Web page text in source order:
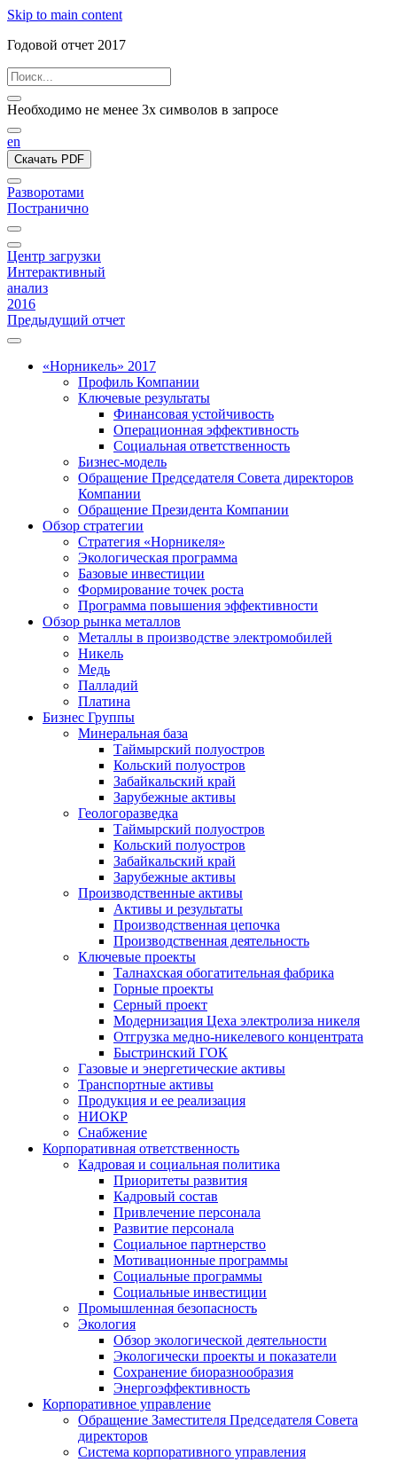
Skip to main content
Годовой отчет 2017
Необходимо не менее 3х символов в запросе
en
Скачать PDF
Разворотами
Постранично
Центр загрузки
Интерактивный
анализ
2016
Предыдущий отчет
«Норникель» 2017
Профиль Компании
Ключевые результаты
Финансовая устойчивость
Операционная эффективность
Социальная ответственность
Бизнес-модель
Обращение Председателя Совета директоров
Компании
Обращение Президента Компании
Обзор стратегии
Стратегия «Норникеля»
Экологическая программа
Базовые инвестиции
Формирование точек роста
Программа повышения эффективности
Обзор рынка металлов
Металлы в производстве электромобилей
Никель
Медь
Палладий
Платина
Бизнес Группы
Минеральная база
Таймырский полуостров
Кольский полуостров
Забайкальский край
Зарубежные активы
Геологоразведка
Таймырский полуостров
Кольский полуостров
Забайкальский край
Зарубежные активы
Производственные активы
Активы и результаты
Производственная цепочка
Производственная деятельность
Ключевые проекты
Талнахская обогатительная фабрика
Горные проекты
Серный проект
Модернизация Цеха электролиза никеля
Отгрузка медно-никелевого концентрата
Быстринский ГОК
Газовые и энергетические активы
Транспортные активы
Продукция и ее реализация
НИОКР
Снабжение
Корпоративная ответственность
Кадровая и социальная политика
Приоритеты развития
Кадровый состав
Привлечение персонала
Развитие персонала
Социальное партнерство
Мотивационные программы
Социальные программы
Социальные инвестиции
Промышленная безопасность
Экология
Обзор экологической деятельности
Экологически проекты и показатели
Сохранение биоразнообразия
Энергоэффективность
Корпоративное управление
Обращение Заместителя Председателя Совета
директоров
Система корпоративного управления